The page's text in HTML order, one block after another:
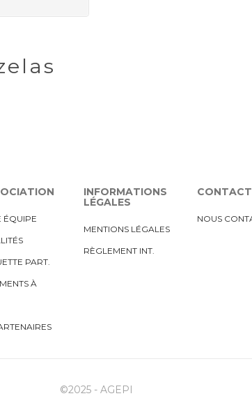
ÉQUIPE
PART.
À
INFORMATIONS
LÉGALES
MENTIONS LÉGALES
RÈGLEMENT INT.
CONTACT
NOUS
©2025 - AGEPI